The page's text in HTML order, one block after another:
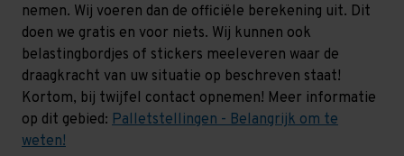
nemen. Wij voeren dan de officiële berekening uit. Dit
doen we gratis en voor niets. Wij kunnen ook
belastingbordjes of stickers meeleveren waar de
draagkracht van uw situatie op beschreven staat!
Kortom, bij twijfel contact opnemen! Meer informatie
op dit gebied: Palletstellingen - Belangrijk om te
weten!